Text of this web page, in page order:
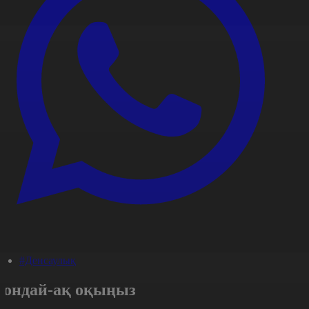
#Денсаулық
ақ оқыңыз